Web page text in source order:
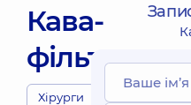
Кава-
фільтр
Хірурги